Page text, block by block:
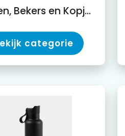
Mokken, Bekers en Kopjes
categorie